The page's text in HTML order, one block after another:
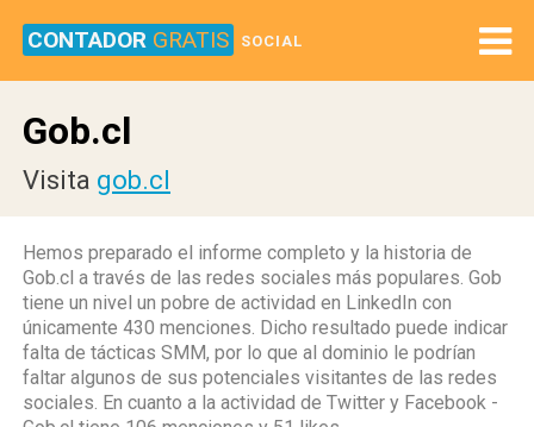
CONTADOR GRATIS SOCIAL
Gob.cl
Visita gob.cl
Hemos preparado el informe completo y la historia de
Gob.cl a través de las redes sociales más populares. Gob
tiene un nivel un pobre de actividad en LinkedIn con
únicamente 430 menciones. Dicho resultado puede indicar
falta de tácticas SMM, por lo que al dominio le podrían
faltar algunos de sus potenciales visitantes de las redes
sociales. En cuanto a la actividad de Twitter y Facebook -